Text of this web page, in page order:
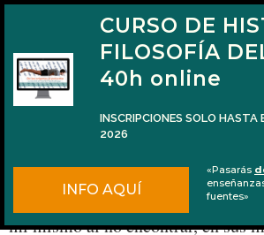
Guru Purnima y el mantra
Buscando entre los archivos del
mí mismo al no encontrar, en sus
CURSO DE
FILOSOFÍA
40h online
INSCRIPCIONES SOLO HASTA
2026
INFO AQUÍ
«Pasarás
fuentes»